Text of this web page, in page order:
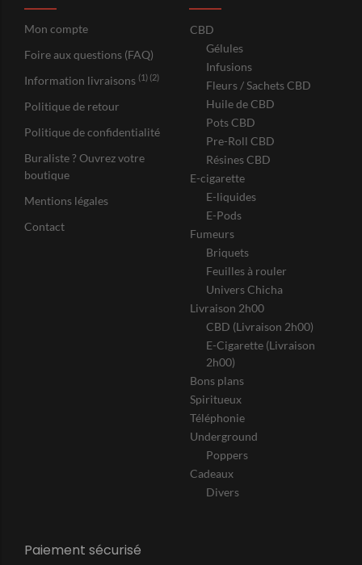
Mon compte
Foire aux questions (FAQ)
Information livraisons (1) (2)
Politique de retour
Politique de confidentialité
Buraliste ? Ouvrez votre
boutique
Mentions légales
Contact
CBD
Gélules
Infusions
Fleurs / Sachets CBD
Huile de CBD
Pots CBD
Pre-Roll CBD
Résines CBD
E-cigarette
E-liquides
E-Pods
Fumeurs
Briquets
Feuilles à rouler
Univers Chicha
Livraison 2h00
CBD (Livraison 2h00)
E-Cigarette (Livraison
2h00)
Bons plans
Spiritueux
Téléphonie
Underground
Poppers
Cadeaux
Divers
Paiement sécurisé